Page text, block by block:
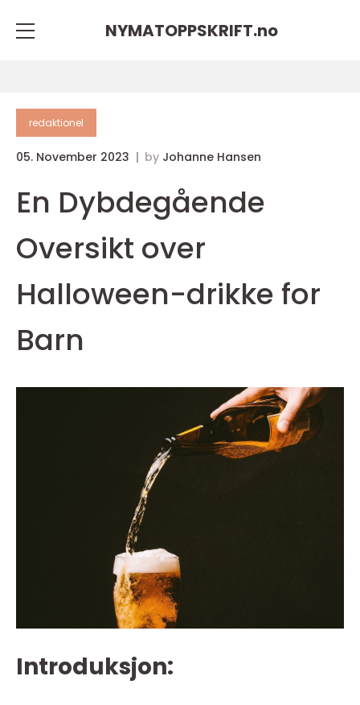
NYMATOPPSKRIFT.no
redaktionel
05. November 2023 by Johanne Hansen
En Dybdegående
Oversikt over
Halloween-drikke for
Barn
Introduksjon: